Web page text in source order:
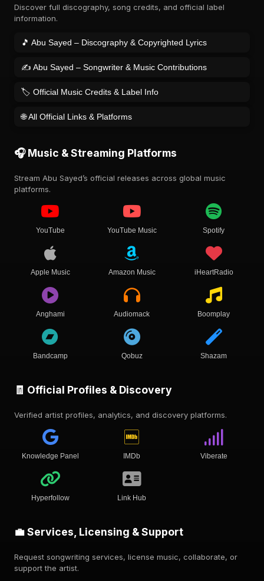
Discover full discography, song credits, and official label
information.
🎵 Abu Sayed – Discography & Copyrighted Lyrics
✍️ Abu Sayed – Songwriter & Music Contributions
🏷️ Official Music Credits & Label Info
🌐 All Official Links & Platforms
🎧 Music & Streaming Platforms
Stream Abu Sayed’s official releases across global music
platforms.
YouTube YouTube Music Spotify
Apple Music Amazon Music iHeartRadio
Anghami Audiomack Boomplay
Bandcamp Qobuz Shazam
🧾 Official Profiles & Discovery
Verified artist profiles, analytics, and discovery platforms.
Knowledge Panel IMDb Viberate
Hyperfollow Link Hub
💼 Services, Licensing & Support
Request songwriting services, license music, collaborate, or
support the artist.